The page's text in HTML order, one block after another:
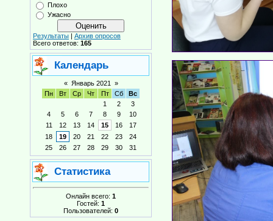
Плохо
Ужасно
Результаты | Архив опросов
Всего ответов: 165
Календарь
« Январь 2021
»
Пн
Вт Ср Чт Пт Сб
Вс
1
2
3
4
5 6 7 8 9
10
11
12 13 14 15 16
17
18
19 20 21 22 23
24
25
26 27 28 29 30 31
Статистика
Онлайн всего: 1
Гостей: 1
Пользователей: 0